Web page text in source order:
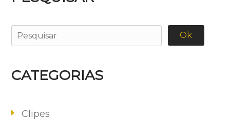
CATEGORIAS
Clipes